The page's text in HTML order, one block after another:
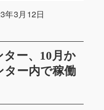
ー、10月か
ター内で稼働
年3月12日